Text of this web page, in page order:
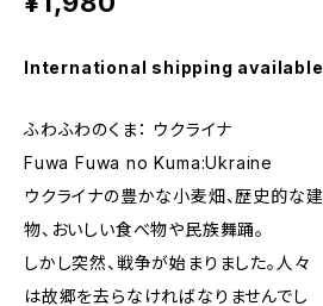
International shipping available
ふわふわのくま： ウクライナ
Fuwa Fuwa no Kuma:Ukraine
ウクライナの豊かな小麦畑、歴史的な建
物、おいしい食べ物や民族舞踊。
しかし突然、戦争が始まりました。人々
は故郷を去らなければなりませんでし